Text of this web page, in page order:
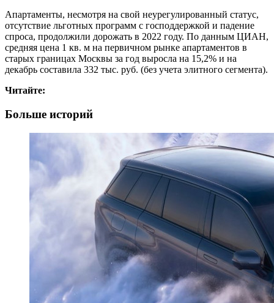
Апартаменты, несмотря на свой неурегулированный статус,
отсутствие льготных программ с господдержкой и падение
спроса, продолжили дорожать в 2022 году. По данным ЦИАН,
средняя цена 1 кв. м на первичном рынке апартаментов в
старых границах Москвы за год выросла на 15,2% и на
декабрь составила 332 тыс. руб. (без учета элитного сегмента).
Читайте:
Больше историй